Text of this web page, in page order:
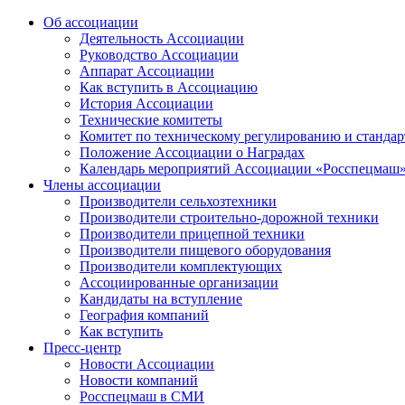
Об ассоциации
Деятельность Ассоциации
Руководство Ассоциации
Аппарат Ассоциации
Как вступить в Ассоциацию
История Ассоциации
Технические комитеты
Комитет по техническому регулированию и
Положение Ассоциации о Наградах
Календарь мероприятий Ассоциации «Росспецмаш»
Члены ассоциации
Производители сельхозтехники
Производители строительно-дорожной техники
Производители прицепной техники
Производители пищевого оборудования
Производители комплектующих
Ассоциированные организации
Кандидаты на вступление
География компаний
Как вступить
Пресс-центр
Новости Ассоциации
Новости компаний
Росспецмаш в СМИ